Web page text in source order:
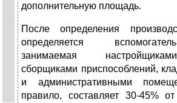
дополнительную площадь.
После определения
определяется
занимаемая
сборщиками приспособлений,
и административными
правило, составляет 30-45% от